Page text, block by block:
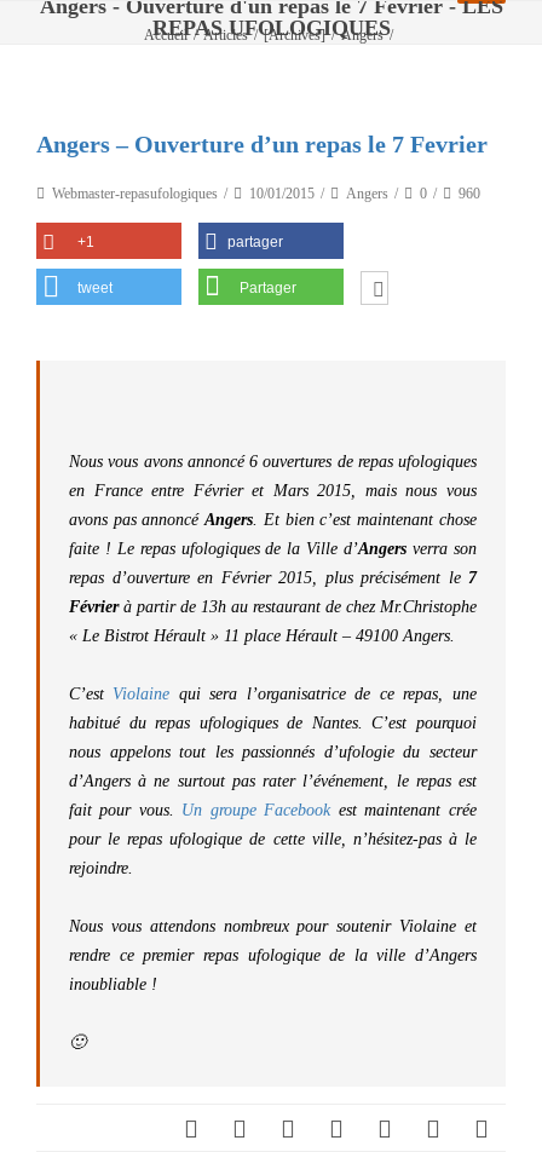
Angers - Ouverture d'un repas le 7 Fevrier - LES
REPAS UFOLOGIQUES
Accueil / Articles / [Archives] / Angers /
Angers – Ouverture d’un repas le 7 Fevrier
Webmaster-repasufologiques 10/01/2015 Angers 0 960
+1 partager
tweet Partager
Nous vous avons annoncé 6 ouvertures de repas ufologiques
en France entre Février et Mars 2015, mais nous vous
avons pas annoncéAngers. Et bien c’est maintenant chose
faite ! Le repas ufologiques de la Ville d’Angers verra son
repas d’ouverture en Février 2015, plus précisément le 7
Févrierà partir de 13h au restaurant de chez Mr.Christophe
« Le Bistrot Hérault » 11 place Hérault – 49100 Angers.
C’est Violaine qui sera l’organisatrice de ce repas, une
habitué du repas ufologiques de Nantes. C’est pourquoi
nous appelons tout les passionnés d’ufologie du secteur
d’Angers à ne surtout pas rater l’événement, le repas est
fait pour vous. Un groupe Facebookest maintenant crée
pour le repas ufologique de cette ville, n’hésitez-pas à le
rejoindre.
Nous vous attendons nombreux pour soutenir Violaine et
rendre ce premier repas ufologique de la ville d’Angers
inoubliable !
🙂